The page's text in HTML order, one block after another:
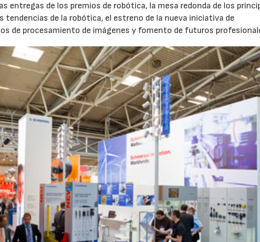
entregas de los premios de robótica, la mesa redonda de los
tendencias de la robótica, el estreno de la nueva iniciativa de
de procesamiento de imágenes y fomento de futuros
AF26_IFM AF26_IFM